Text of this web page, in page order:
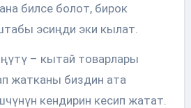
билсе болот, бирок
эсиңди эки кылат.
– кытай товарлары
жатканы биздин ата
кендирин кесип жатат.